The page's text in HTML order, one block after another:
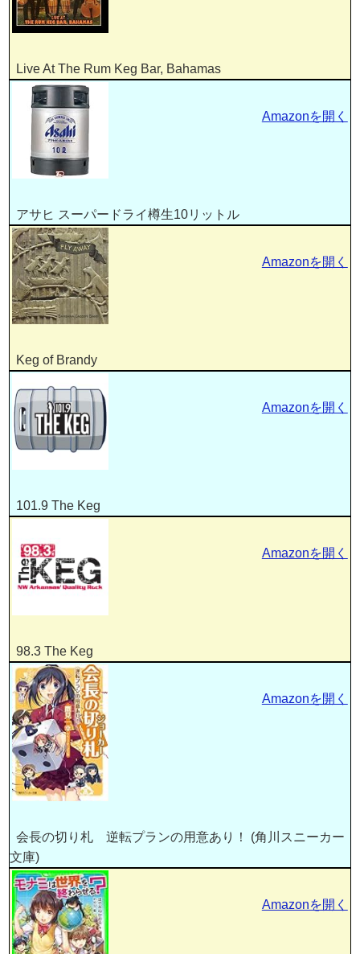
Live At The Rum Keg Bar, Bahamas
アサヒ スーパードライ樽生10リットル
Amazonを開く
Keg of Brandy
Amazonを開く
101.9 The Keg
Amazonを開く
98.3 The Keg
Amazonを開く
会長の切り札 逆転プランの用意あり！ (角川スニーカー
文庫)
Amazonを開く
Amazonを開く